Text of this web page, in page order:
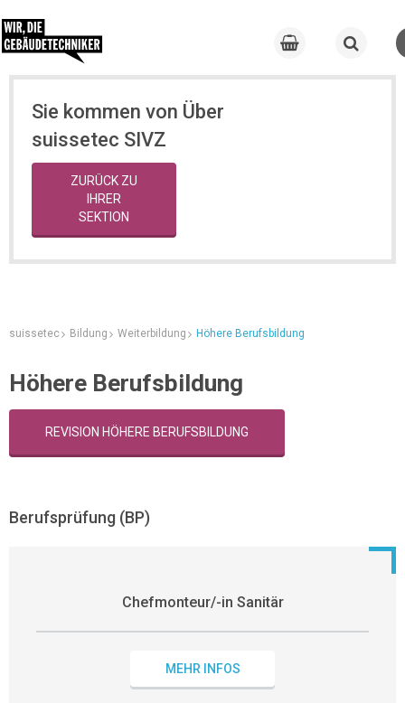
Sie kommen von Über
suissetec SIVZ
ZURÜCK ZU
IHRER
SEKTION
suissetec Bildung Weiterbildung Höhere Berufsbildung
Höhere Berufsbildung
REVISION HÖHERE BERUFSBILDUNG
Berufsprüfung (BP)
Chefmonteur/-in Sanitär
MEHR INFOS